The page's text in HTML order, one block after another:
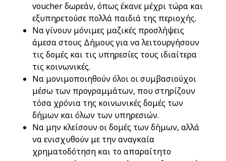
voucherδωρεάν, όπως έκανε μέχρι τώρα και
εξυπηρετούσε πολλά παιδιά της περιοχής.
Να γίνουν μόνιμες μαζικές προσλήψεις
άμεσα στους Δήμους για να λειτουργήσουν
τις δομές και τις υπηρεσίες τους ιδιαίτερα
τις κοινωνικές.
Να μονιμοποιηθούν όλοι οι συμβασιούχοι
μέσω των προγραμμάτων, που στηρίζουν
τόσα χρόνια της κοινωνικές δομές των
δήμων και όλων των υπηρεσιών.
Να μην κλείσουν οι δομές των δήμων, αλλά
να ενισχυθούν με την αναγκαία
χρηματοδότηση και το απαραίτητο